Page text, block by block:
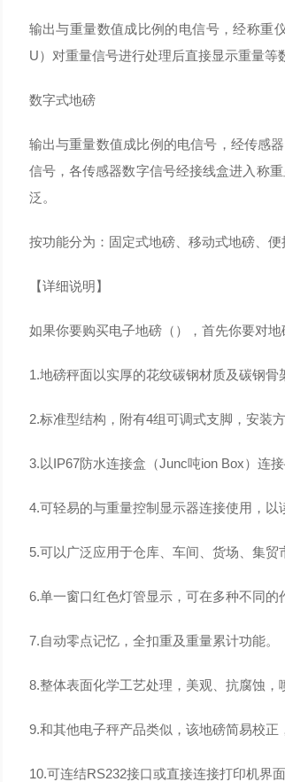
输出与重量数值成比例的电信号，经称重
U）对重量信号进行处理后直接显示重量等
数字式地磅
输出与重量数值成比例的电信号，经传感
信号，各传感器数字信号经接线盒进入称
泛。
按功能分为：固定式地磅、移动式地磅、便
【详细说明】
如果你要购买电子地磅（），首先你要对
1.地磅秤面以实厚的花纹碳钢材质及碳钢骨
2.标准型结构，附有4组可调式支脚，安装方
3.以IP67防水连接盒（Junc吨ion Box）连
4.可轻易的与重量控制显示器连接使用，以
5.可以广泛应用于仓库、车间、货场、集贸
6.单一窗口红色灯管显示，可在多种不同的
7.自动零点记忆，全扣重及重量累计功能。
8.整体表面化学工艺处理，美观、抗腐蚀，
9.和其他电子秤产品类似，该地磅简易校正
10.可连结RS232接口或直接连接打印机界面